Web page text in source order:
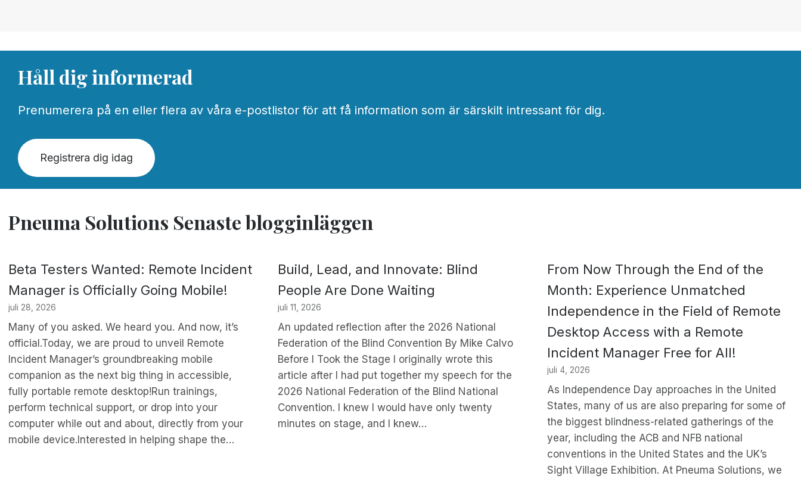
Håll dig informerad
Prenumerera på en eller flera av våra e-postlistor för att få information som är särskilt intressant för dig.
Registrera dig idag
Pneuma Solutions Senaste blogginläggen
Beta Testers Wanted: Remote Incident
Manager is Officially Going Mobile!
juli 28, 2026
Many of you asked. We heard you. And now, it’s
official.Today, we are proud to unveil Remote
Incident Manager’s groundbreaking mobile
companion as the next big thing in accessible,
fully portable remote desktop!Run trainings,
perform technical support, or drop into your
computer while out and about, directly from your
mobile device.Interested in helping shape the…
Build, Lead, and Innovate: Blind
People Are Done Waiting
juli 11, 2026
An updated reflection after the 2026 National
Federation of the Blind Convention By Mike Calvo
Before I Took the Stage I originally wrote this
article after I had put together my speech for the
2026 National Federation of the Blind National
Convention. I knew I would have only twenty
minutes on stage, and I knew…
From Now Through the End of the
Month: Experience Unmatched
Independence in the Field of Remote
Desktop Access with a Remote
Incident Manager Free for All!
juli 4, 2026
As Independence Day approaches in the United
States, many of us are also preparing for some of
the biggest blindness-related gatherings of the
year, including the ACB and NFB national
conventions in the United States and the UK’s
Sight Village Exhibition. At Pneuma Solutions, we